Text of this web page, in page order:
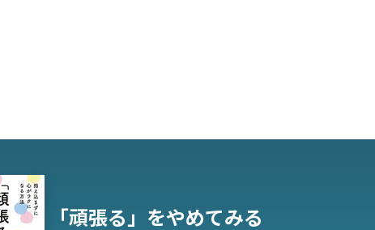
「頑張る」をやめてみる